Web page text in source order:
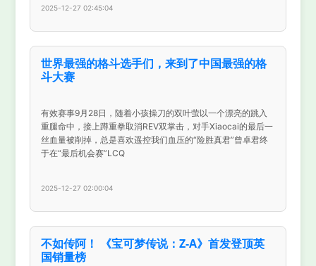
2025-12-27 02:45:04
世界最强的格斗选手们，来到了中国最强的格
斗大赛
有效赛事9月28日，随着小孩操刀的双叶萤以一个漂亮的跳入
重腿命中，接上蹲重拳取消REV双掌击，对手Xiaocai的最后一
丝血量被削掉，总是喜欢遥控我们血压的“险胜真君”曾卓君终
于在“最后机会赛”LCQ
2025-12-27 02:00:04
不如传阿！ 《宝可梦传说：Z-A》首发登顶英
国销量榜